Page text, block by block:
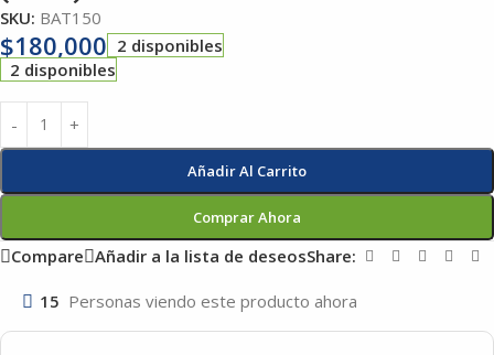
SKU: BAT150
$180,000 2 disponibles
2 disponibles
Añadir Al Carrito
Comprar Ahora
Compare Añadir a la lista de deseosShare:
15 Personas viendo este producto ahora